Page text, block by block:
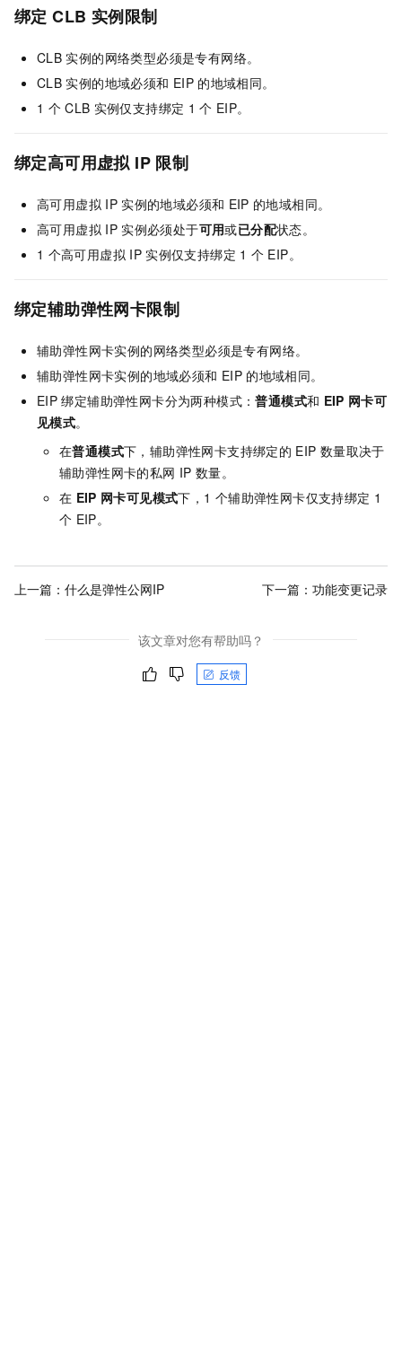
绑定 CLB 实例限制
CLB 实例的网络类型必须是专有网络。
CLB 实例的地域必须和 EIP 的地域相同。
1 个 CLB 实例仅支持绑定 1 个 EIP。
绑定高可用虚拟 IP 限制
高可用虚拟 IP 实例的地域必须和 EIP 的地域相同。
高可用虚拟 IP 实例必须处于可用或已分配状态。
1 个高可用虚拟 IP 实例仅支持绑定 1 个 EIP。
绑定辅助弹性网卡限制
辅助弹性网卡实例的网络类型必须是专有网络。
辅助弹性网卡实例的地域必须和 EIP 的地域相同。
EIP 绑定辅助弹性网卡分为两种模式：普通模式和 EIP 网卡可
见模式。
在普通模式下，辅助弹性网卡支持绑定的 EIP 数量取决于
辅助弹性网卡的私网 IP 数量。
在 EIP 网卡可见模式下，1 个辅助弹性网卡仅支持绑定 1
个 EIP。
上一篇： 什么是弹性公网IP 下一篇： 功能变更记录
该文章对您有帮助吗？
反馈